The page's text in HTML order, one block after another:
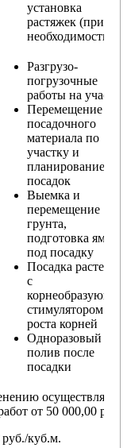
установка
растяжек (при
необходимости)
Разгрузо-
погрузочные
работы на участке
Перемещение
посадочного
материала по
участку и
планирование
посадок
Выемка и
перемещение
грунта,
подготовка ямы
под посадку
Посадка растений
с
корнеобразующим
стимулятором
роста корней
Одноразовый
полив после
посадки
осуществляется
от 50 000,00 руб.
куб.м.